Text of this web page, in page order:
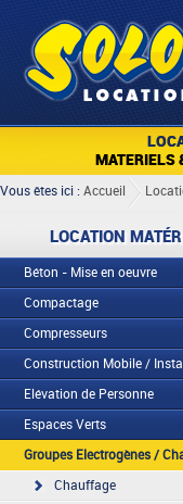
MATERIELS
Vous êtes ici : Accueil
LOCATION
Béton - Mise en oeuvre
Compactage
Compresseurs
Construction Mobile /
Elévation de Personne
Espaces Verts
Groupes Electrogènes /
Chauffage